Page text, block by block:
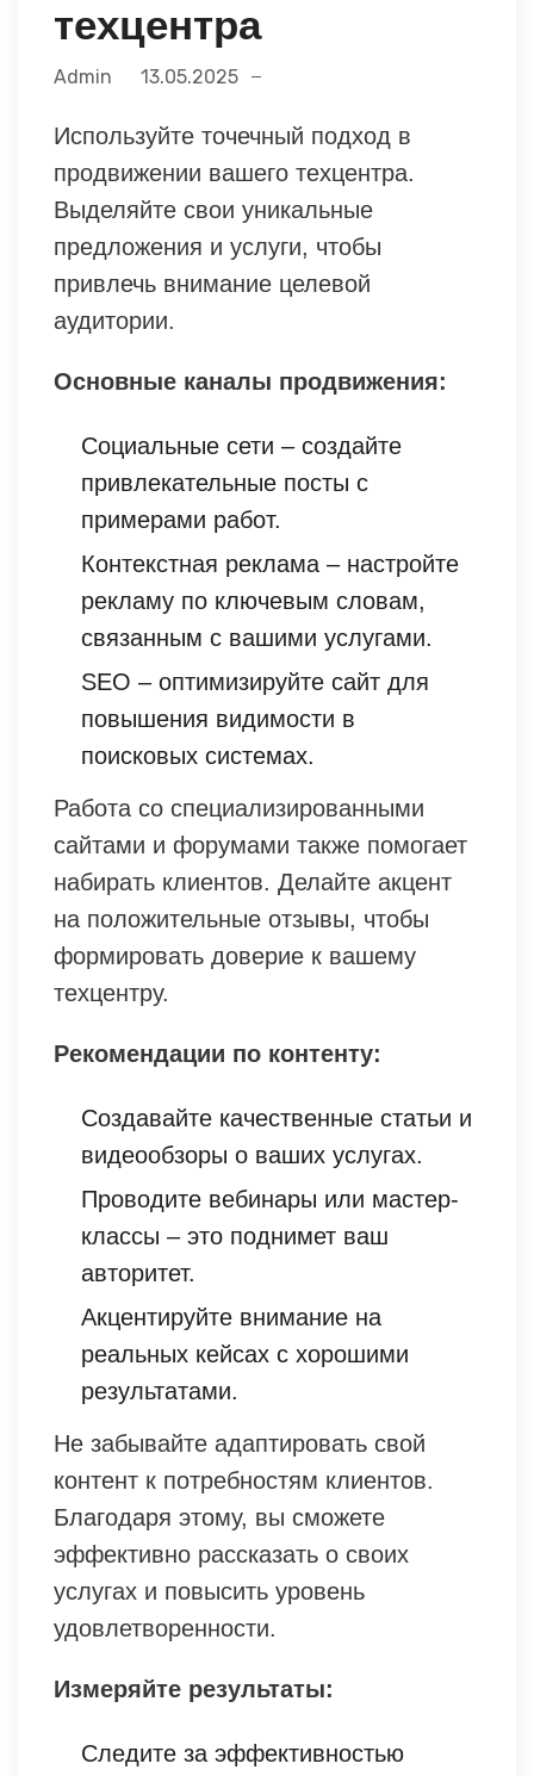
техцентра
Admin 13.05.2025
Используйте точечный подход в
продвижении вашего техцентра.
Выделяйте свои уникальные
предложения и услуги, чтобы
привлечь внимание целевой
аудитории.
Основные каналы продвижения:
Социальные сети – создайте
привлекательные посты с
примерами работ.
Контекстная реклама – настройте
рекламу по ключевым словам,
связанным с вашими услугами.
SEO – оптимизируйте сайт для
повышения видимости в
поисковых системах.
Работа со специализированными
сайтами и форумами также помогает
набирать клиентов. Делайте акцент
на положительные отзывы, чтобы
формировать доверие к вашему
техцентру.
Рекомендации по контенту:
Создавайте качественные статьи и
видеообзоры о ваших услугах.
Проводите вебинары или мастер-
классы – это поднимет ваш
авторитет.
Акцентируйте внимание на
реальных кейсах с хорошими
результатами.
Не забывайте адаптировать свой
контент к потребностям клиентов.
Благодаря этому, вы сможете
эффективно рассказать о своих
услугах и повысить уровень
удовлетворенности.
Измеряйте результаты:
Следите за эффективностью